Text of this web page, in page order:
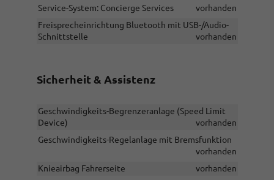
Service-System: Concierge Services
vorhanden
Freisprecheinrichtung Bluetooth mit USB-/Audio-
Schnittstelle
vorhanden
Sicherheit & Assistenz
Geschwindigkeits-Begrenzeranlage (Speed Limit
Device)
vorhanden
Geschwindigkeits-Regelanlage mit Bremsfunktion
vorhanden
Knieairbag Fahrerseite
vorhanden